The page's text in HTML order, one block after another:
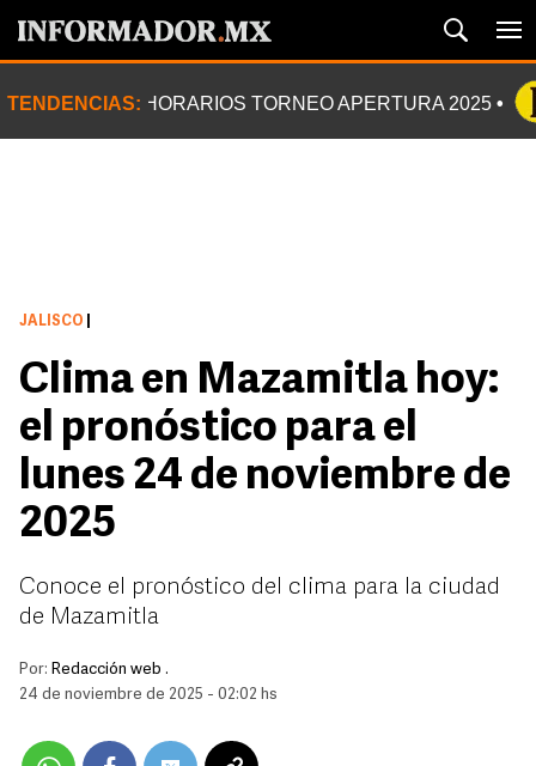
TENDENCIAS: HORARIOS TORNEO APERTURA 2025
JALISCO
Clima en Mazamitla hoy:
el pronóstico para el
lunes 24 de noviembre de
2025
Conoce el pronóstico del clima para la ciudad
de Mazamitla
Por: Redacción web .
24 de noviembre de 2025 - 02:02 hs